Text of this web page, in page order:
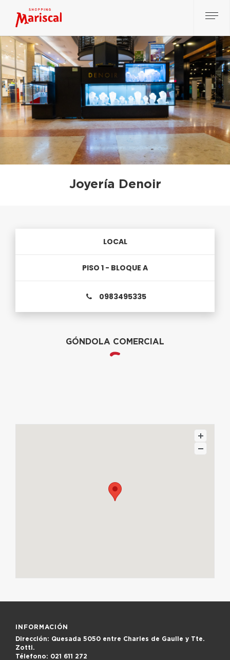
Joyería Denoir
LOCAL
PISO 1 - BLOQUE A
0983495335
GÓNDOLA COMERCIAL
INFORMACIÓN
Dirección: Quesada 5050 entre Charles de Gaulle y Tte.
Zotti.
Télefono: 021 611 272